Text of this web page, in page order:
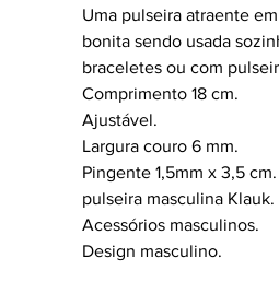
Uma pulseira atraente
bonita sendo usada
braceletes ou com
Comprimento 18 cm.
Ajustável.
Largura couro 6 mm.
Pingente 1,5mm x 3,5 cm.
pulseira masculina Klauk.
Acessórios masculinos.
Design masculino.